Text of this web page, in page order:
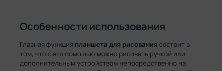
Особенности использования
Главная функция планшета для рисования состоит в
том, что с его помощью можно рисовать ручкой или
дополнительным устройством непосредственно на